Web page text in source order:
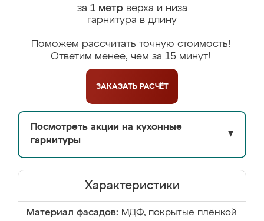
за 1 метрверха и низа
гарнитура в длину
Поможем рассчитать точную стоимость!
Ответим менее, чем за 15 минут!
ЗАКАЗАТЬ РАСЧЁТ
Посмотреть акции на кухонные
гарнитуры
▼
Характеристики
Материал фасадов: МДФ, покрытые плёнкой